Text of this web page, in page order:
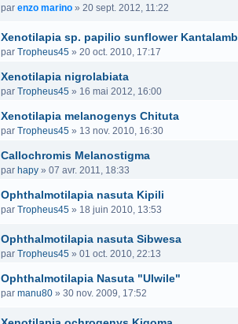
par enzo marino » 20 sept. 2012, 11:22
Xenotilapia sp. papilio sunflower
par Tropheus45 » 20 oct. 2010, 17:17
Xenotilapia nigrolabiata
par Tropheus45 » 16 mai 2012, 16:00
Xenotilapia melanogenys Chituta
par Tropheus45 » 13 nov. 2010, 16:30
Callochromis Melanostigma
par hapy » 07 avr. 2011, 18:33
Ophthalmotilapia nasuta Kipili
par Tropheus45 » 18 juin 2010, 13:53
Ophthalmotilapia nasuta Sibwesa
par Tropheus45 » 01 oct. 2010, 22:13
Ophthalmotilapia Nasuta "Ulwile"
par manu80 » 30 nov. 2009, 17:52